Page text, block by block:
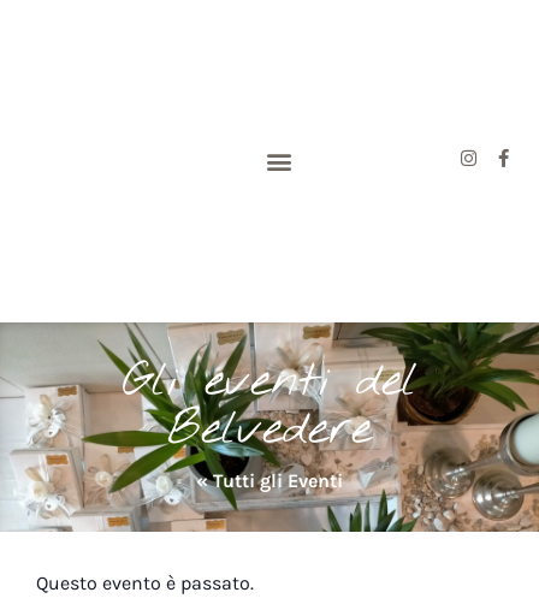
Gli eventi del
Belvedere
« Tutti gli Eventi
Questo evento è passato.